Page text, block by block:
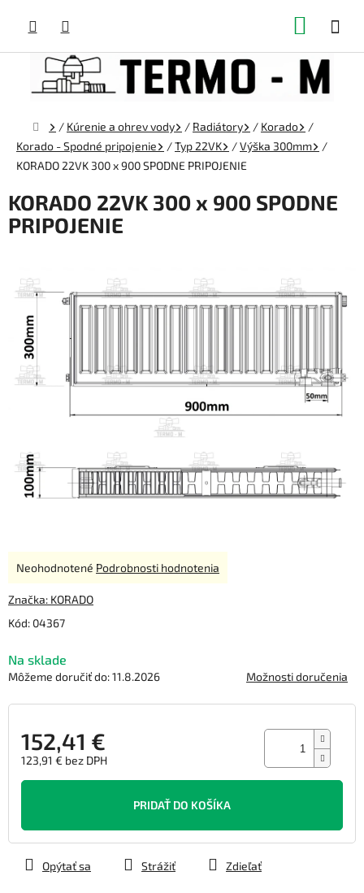
obsah
Domov
/ Kúrenie a ohrev vody / Radiátory / Korado
/
Korado - Spodné pripojenie
/Typ 22VK /Výška 300mm
/
KORADO 22VK 300 x 900 SPODNE PRIPOJENIE
KORADO 22VK 300 x 900 SPODNE
PRIPOJENIE
Kód: 04367
Na sklade
Môžeme doručiť do:11.8.2026 Možnosti doručenia
152,41 €
123,91 € bez DPH
Jednotková
PRIDAŤ DO KOŠÍKA
Opýtať sa Strážiť Zdieľať
Priemerné
produktu
0,0
5
hviezdičiek.
Neohodnotené Podrobnosti hodnotenia
Značka: KORADO